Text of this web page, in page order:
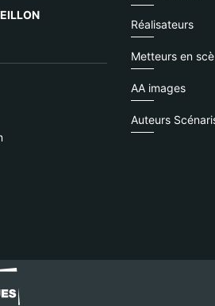
Réalisateurs
Metteurs en
AA images
Auteurs